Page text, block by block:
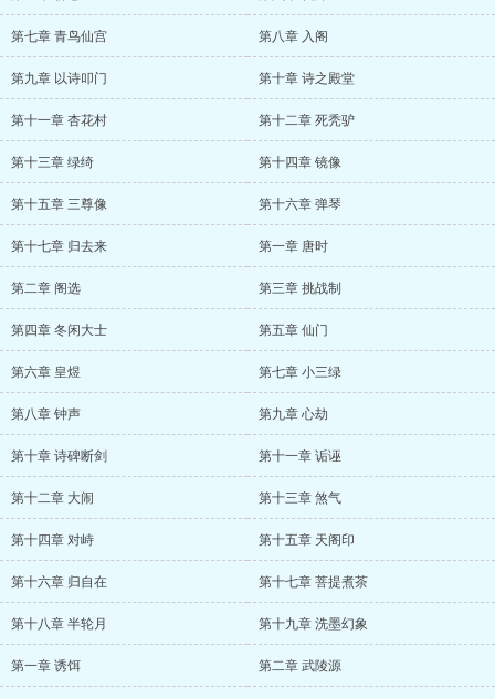
第七章 青鸟仙宫 第八章 入阁
第九章 以诗叩门 第十章 诗之殿堂
第十一章 杏花村 第十二章 死秃驴
第十三章 绿绮 第十四章 镜像
第十五章 三尊像 第十六章 弹琴
第十七章 归去来 第一章 唐时
第二章 阁选 第三章 挑战制
第四章 冬闲大士 第五章 仙门
第六章 皇煜 第七章 小三绿
第八章 钟声 第九章 心劫
第十章 诗碑断剑 第十一章 诟诬
第十二章 大闹 第十三章 煞气
第十四章 对峙 第十五章 天阁印
第十六章 归自在 第十七章 菩提煮茶
第十八章 半轮月 第十九章 洗墨幻象
第一章 诱饵 第二章 武陵源